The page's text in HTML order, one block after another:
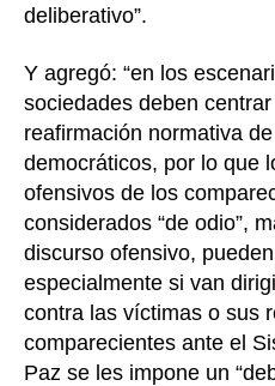
deliberativo”.
Y agregó: “en los
sociedades deben
reafirmación normativa
democráticos, por lo que
ofensivos de los
considerados “de odio”,
discurso ofensivo,
especialmente si van
contra las víctimas o sus
comparecientes ante el
Paz se les impone un